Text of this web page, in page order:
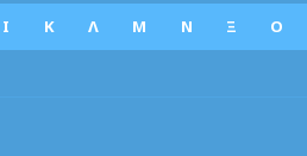
Ι Κ Λ Μ Ν Ξ Ο